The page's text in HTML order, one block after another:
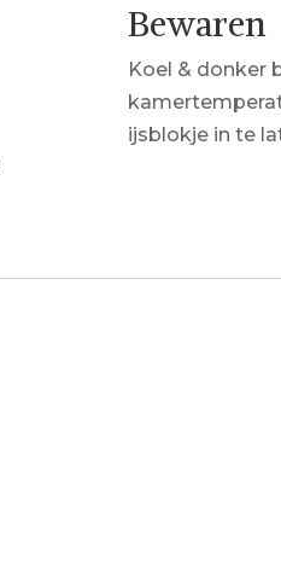
Bewaren
Koel & donker
ijsblokje in te